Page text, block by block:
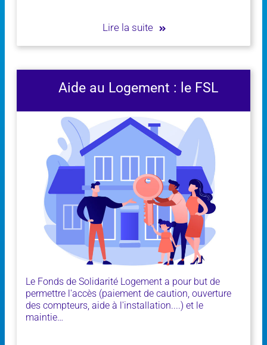
Lire la suite
Aide au Logement : le FSL
Le Fonds de Solidarité Logement a pour but de
permettre l'accès (paiement de caution, ouverture
des compteurs, aide à l'installation....) et le
maintie…